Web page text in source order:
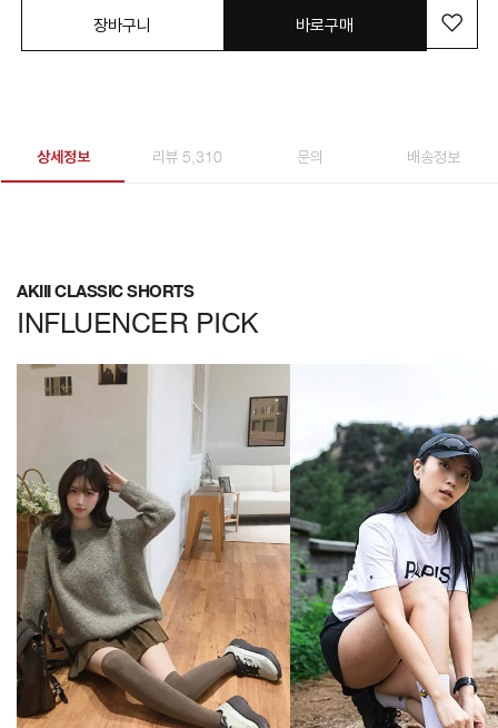
장바구니 바로구매
상세정보 리뷰 5,310 문의 배송정보
AKIII CLASSIC SHORTS
INFLUENCER PICK